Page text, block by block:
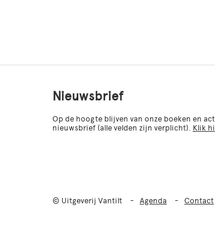
Nieuwsbrief
Op de hoogte blijven van onze boeken en
nieuwsbrief (alle velden zijn verplicht). Klik
© Uitgeverij Vantilt Agenda Contact